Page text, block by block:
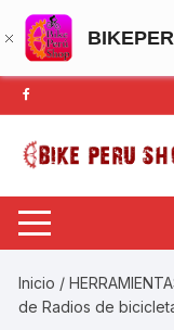
Saltar
al
contenido
Inicio /
de Radios de